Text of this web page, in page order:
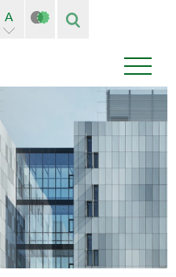
A
Seiten
Bedienstete
News
Events
Finden